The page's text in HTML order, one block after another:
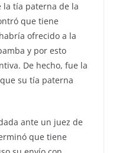
la tía paterna de la
que tiene
ofrecido a la
y por esto
De hecho, fue la
su tía paterna
ante un juez de
que tiene